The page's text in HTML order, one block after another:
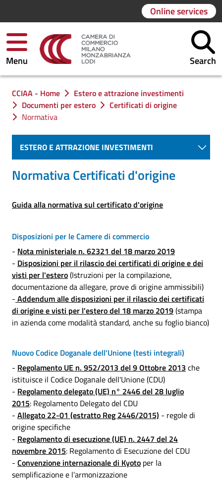
Online services
Menu Search
You are in:
CCIAA - Home
Estero e attrazione investimenti
Documenti per estero
Certificati di origine
Normativa
ESTERO E ATTRAZIONE INVESTIMENTI
Normativa Certificati d'origine
Guida alla normativa sul certificato d'origine
Disposizioni per le Camere di commercio
- Nota ministeriale n. 62321 del 18 marzo 2019
- Disposizioni per il rilascio dei certificati di origine e dei
visti per l'estero(Istruzioni per la compilazione,
documentazione da allegare, prove di origine ammissibili)
- Addendum alle disposizioni per il rilascio dei certificati
di origine e visti per l'estero del 18 marzo 2019(stampa
in azienda come modalità standard, anche su foglio bianco)
Nuovo Codice Doganale dell'Unione (testi integrali)
- Regolamento UE n. 952/2013 del 9 Ottobre 2013 che
istituisce il Codice Doganale dell'Unione (CDU)
- Regolamento delegato (UE) n° 2446 del 28 luglio
2015: Regolamento Delegato del CDU
- Allegato 22-01 (estratto Reg 2446/2015) - regole di
origine specifiche
- Regolamento di esecuzione (UE) n. 2447 del 24
novembre 2015: Regolamento di Esecuzione del CDU
- Convenzione internazionale di Kyoto per la
semplificazione e l’armonizzazione